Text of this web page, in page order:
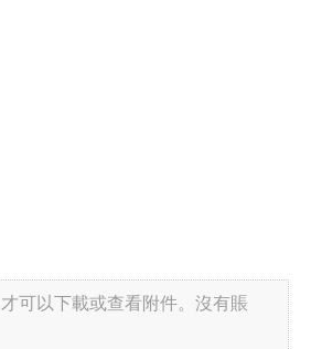
才可以下載或查看附件。沒有賬